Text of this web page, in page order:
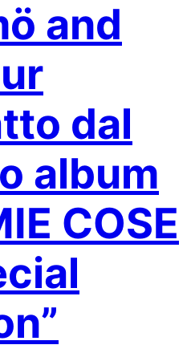
and
dal
album
COSE